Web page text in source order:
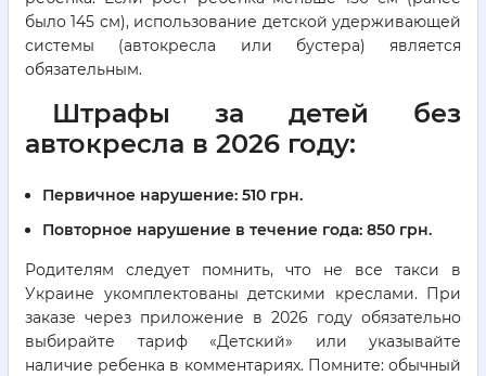
было 145 см), использование детской удерживающей
системы (автокресла или бустера) является
обязательным.
Штрафы за детей без
автокресла в 2026 году:
Первичное нарушение: 510 грн.
Повторное нарушение в течение года: 850 грн.
Родителям следует помнить, что не все такси в
Украине укомплектованы детскими креслами. При
заказе через приложение в 2026 году обязательно
выбирайте тариф «Детский» или указывайте
наличие ребенка в комментариях. Помните: обычный